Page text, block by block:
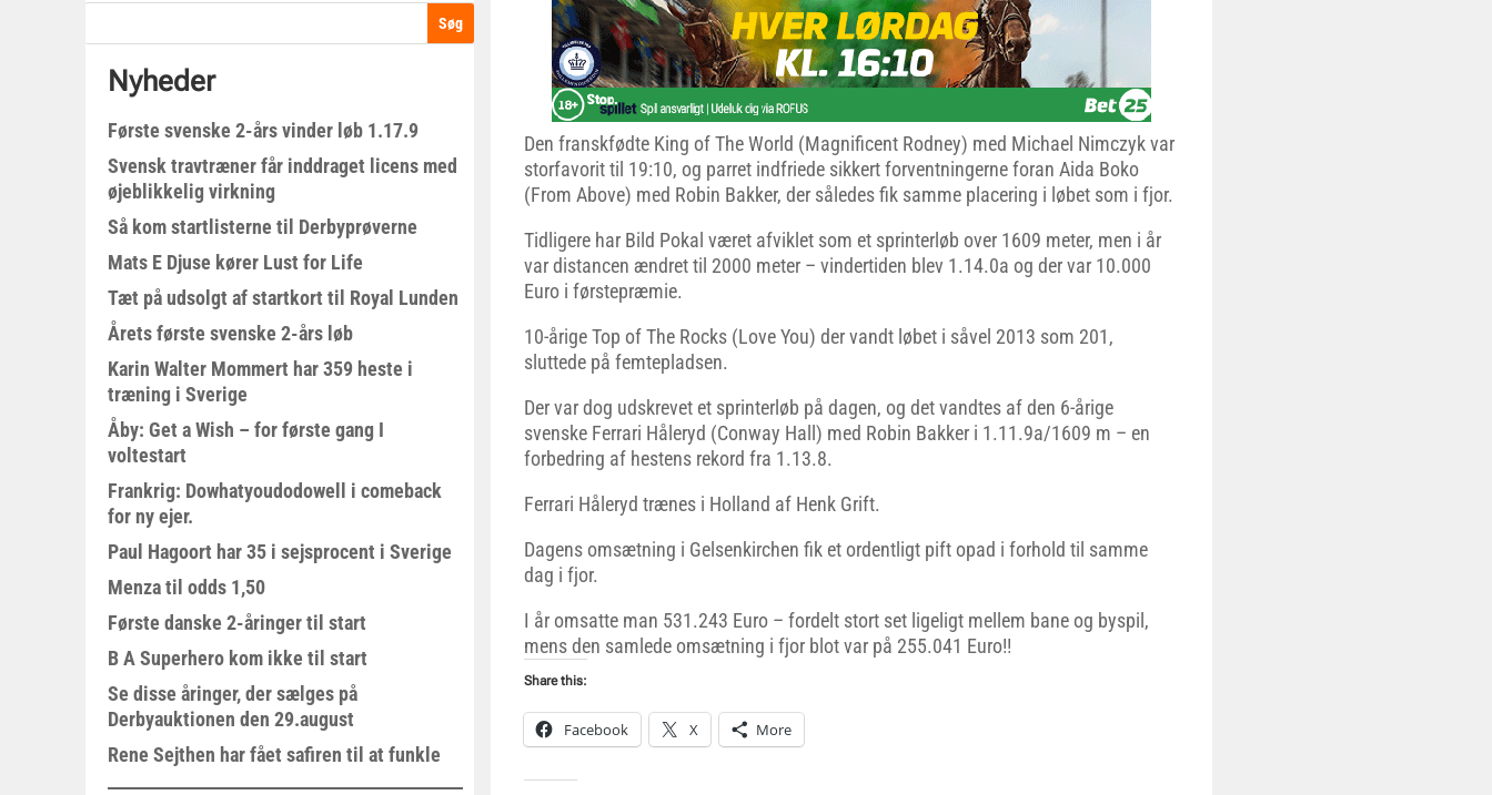
Nyheder
Første svenske 2-års vinder løb 1.17.9
Svensk travtræner får inddraget licens med
øjeblikkelig virkning
Så kom startlisterne til Derbyprøverne
Mats E Djuse kører Lust for Life
Tæt på udsolgt af startkort til Royal Lunden
Årets første svenske 2-års løb
Karin Walter Mommert har 359 heste i
træning i Sverige
Åby: Get a Wish – for første gang I
voltestart
Frankrig: Dowhatyoudodowell i comeback
for ny ejer.
Paul Hagoort har 35 i sejsprocent i Sverige
Menza til odds 1,50
Første danske 2-åringer til start
B A Superhero kom ikke til start
Se disse åringer, der sælges på
Derbyauktionen den 29.august
Rene Sejthen har fået safiren til at funkle
Den franskfødte King of The World (Magnificent Rodney) med Michael Nimczyk var
storfavorit til 19:10, og parret indfriede sikkert forventningerne foran Aida Boko
(From Above) med Robin Bakker, der således fik samme placering i løbet som i fjor.
Tidligere har Bild Pokal været afviklet som et sprinterløb over 1609 meter, men i år
var distancen ændret til 2000 meter – vindertiden blev 1.14.0a og der var 10.000
Euro i førstepræmie.
10-årige Top of The Rocks (Love You) der vandt løbet i såvel 2013 som 201,
sluttede på femtepladsen.
Der var dog udskrevet et sprinterløb på dagen, og det vandtes af den 6-årige
svenske Ferrari Håleryd (Conway Hall) med Robin Bakker i 1.11.9a/1609 m – en
forbedring af hestens rekord fra 1.13.8.
Ferrari Håleryd trænes i Holland af Henk Grift.
Dagens omsætning i Gelsenkirchen fik et ordentligt pift opad i forhold til samme
dag i fjor.
I år omsatte man 531.243 Euro – fordelt stort set ligeligt mellem bane og byspil,
mens den samlede omsætning i fjor blot var på 255.041 Euro!!
Share this:
Facebook X More